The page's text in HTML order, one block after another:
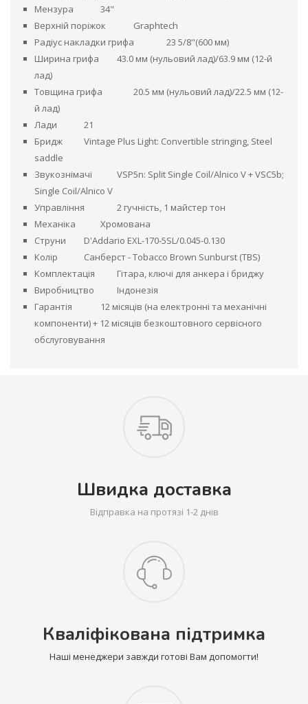
Мензура
34"
Верхній поріжок
Graphtech
Радіус накладки грифа
23 5/8"(600 мм)
Ширина грифа
43.0 мм (нульовий лад)/63.9 мм (12-й
лад)
Товщина грифа
20.5 мм (нульовий лад)/22.5 мм (12-
й лад)
Лади
21
Бридж
Vintage Plus Light: Convertible stringing, Steel
saddle
Звукознімачі
VSP5n: Split Single Coil/Alnico V + VSC5b;
Single Coil/Alnico V
Управління
2 гучність, 1 майстер тон
Механіка
Хромована
Струни
D'Addario EXL-170-5SL/0.045-0.130
Колір
Санберст - Tobacco Brown Sunburst (TBS)
Комплектація
Гітара, ключі для анкера і бриджу
Виробництво
Індонезія
Гарантія
12 місяців (на електронні та механічні
компоненти) + 12 місяців безкоштовного сервісного
обслуговування
Швидка доставка
Відправка на протязі 1-2 днів
Кваліфікована підтримка
Наші менеджери завжди готові Вам допомогти!